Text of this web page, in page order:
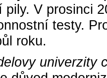
V prosinci
testy.
roku.
univerzity